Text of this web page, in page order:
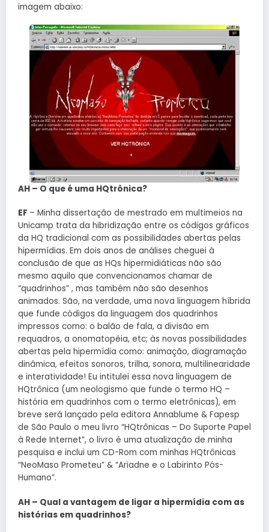
imagem abaixo:
AH – O que é uma HQtrônica?
EF – Minha dissertação de mestrado em multimeios na
Unicamp trata da hibridização entre os códigos gráficos
da HQ tradicional com as possibilidades abertas pelas
hipermídias. Em dois anos de análises cheguei à
conclusão de que as HQs hipermidiáticas não são
mesmo aquilo que convencionamos chamar de
“quadrinhos” , mas também não são desenhos
animados. São, na verdade, uma nova linguagem híbrida
que funde códigos da linguagem dos quadrinhos
impressos como: o balão de fala, a divisão em
requadros, a onomatopéia, etc; às novas possibilidades
abertas pela hipermídia como: animação, diagramação
dinâmica, efeitos sonoros, trilha, sonora, multilinearidade
e interatividade! Eu intitulei essa nova linguagem de
HQtrônica (um neologismo que funde o termo HQ –
história em quadrinhos com o termo eletrônicas), em
breve será lançado pela editora Annablume & Fapesp
de São Paulo o meu livro “HQtrônicas – Do Suporte Papel
à Rede Internet”, o livro é uma atualização de minha
pesquisa e inclui um CD-Rom com minhas HQtrônicas
“NeoMaso Prometeu” & “Ariadne e o Labirinto Pós-
Humano”.
AH – Qual a vantagem de ligar a hipermídia com as
histórias em quadrinhos?